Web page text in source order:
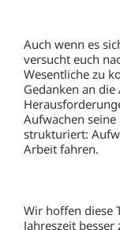
Auch wenn es
versucht euch
Wesentliche zu
Gedanken an
Aufwachen
strukturiert:
Arbeit fahren.
Wir hoffen diese
Jahreszeit